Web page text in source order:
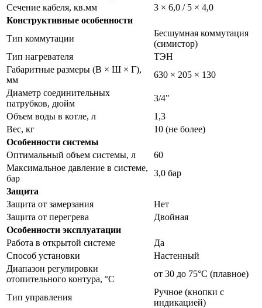
Сечение кабеля, кв.мм
3 × 6,0 / 5 × 4,0
Конструктивные особенности
Тип коммутации
Бесшумная коммутация
(симистор)
Тип нагревателя
ТЭН
Габаритные размеры (В × Ш × Г),
мм
630 × 205 × 130
Диаметр соединительных
патрубков, дюйм
3/4"
Объем воды в котле, л
1,3
Вес, кг
10 (не более)
Особенности системы
Оптимальный объем системы, л
60
Максимальное давление в системе,
бар
3,0 бар
Защита
Защита от замерзания
Нет
Защита от перегрева
Двойная
Особенности эксплуатации
Работа в открытой системе
Да
Способ установки
Настенный
Диапазон регулировки
отопительного контура, °С
от 30 до 75°С (плавное)
Тип управления
Ручное (кнопки с
индикацией)